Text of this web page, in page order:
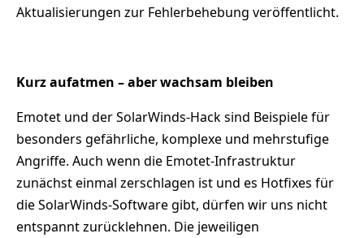
Aktualisierungen zur Fehlerbehebung veröffentlicht.
Kurz aufatmen – aber wachsam bleiben
Emotet und der SolarWinds-Hack sind Beispiele für
besonders gefährliche, komplexe und mehrstufige
Angriffe. Auch wenn die Emotet-Infrastruktur
zunächst einmal zerschlagen ist und es Hotfixes für
die SolarWinds-Software gibt, dürfen wir uns nicht
entspannt zurücklehnen. Die jeweiligen